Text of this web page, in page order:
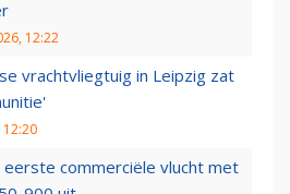
12:22
vrachtvliegtuig in Leipzig zat
12:20
commerciële vlucht met